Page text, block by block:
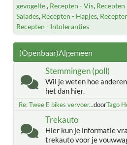
gevogelte Recepten - Vis
Salades Recepten - Hapjes
Recepten - Intoleranties
(Openbaar)Algemeen
Stemmingen (poll)
Wil je weten hoe
het dan hier.
Re: Twee E bikes vervoer...doorTago
Trekauto
Hier kun je informatie
trekauto voor je